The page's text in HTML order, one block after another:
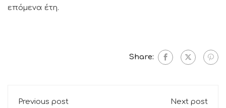
επόμενα έτη.
Share:
Previous post Next post